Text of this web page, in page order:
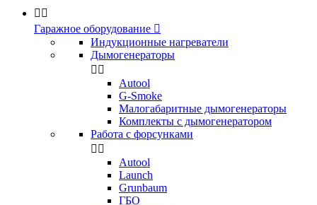
 
Гаражное оборудование 
Индукционные нагреватели
Дымогенераторы
 
Аutool
G-Smoke
Малогабаритные дымогенераторы
Комплекты с дымогенератором
Работа с форсунками
 
Autool
Launch
Grunbaum
ГБО